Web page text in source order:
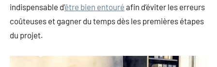
indispensable d’être bien entouré afin d’éviter les erreurs
coûteuses et gagner du temps dès les premières étapes
du projet.